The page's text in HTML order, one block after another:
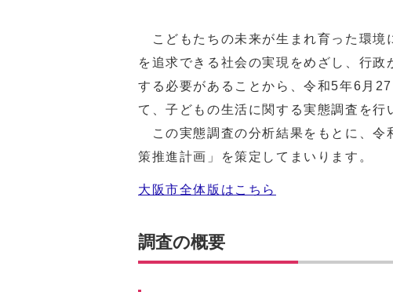
こどもたちの未来が生まれ育った環境
を追求できる社会の実現をめざし、行
する必要があることから、令和5年6月
て、子どもの生活に関する実態調査を行
この実態調査の分析結果をもとに、令
策推進計画」を策定してまいります。
大阪市全体版はこちら
調査の概要